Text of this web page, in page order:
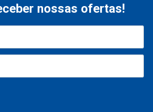
nossas ofertas!